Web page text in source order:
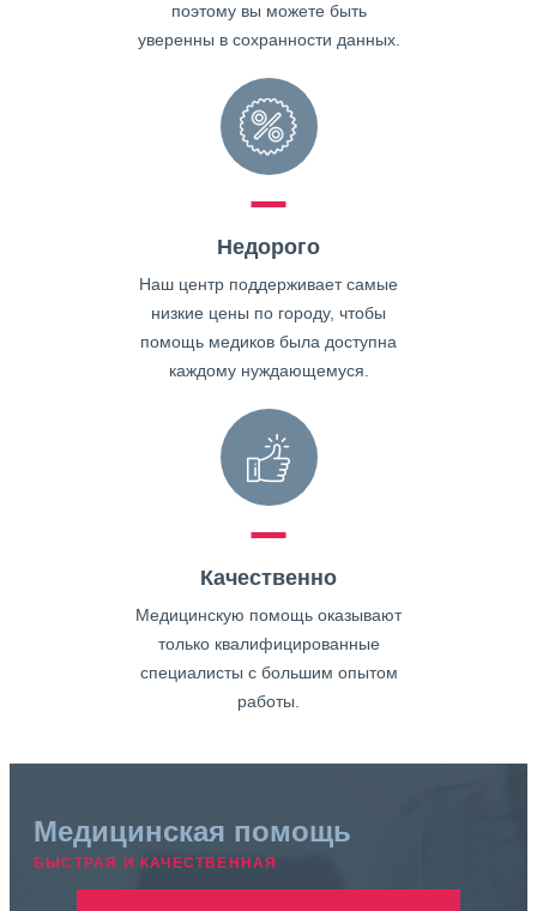
поэтому вы можете быть
уверенны в сохранности данных.
Недорого
Наш центр поддерживает самые
низкие цены по городу, чтобы
помощь медиков была доступна
каждому нуждающемуся.
Качественно
Медицинскую помощь оказывают
только квалифицированные
специалисты с большим опытом
работы.
Медицинская помощь
БЫСТРАЯ И КАЧЕСТВЕННАЯ